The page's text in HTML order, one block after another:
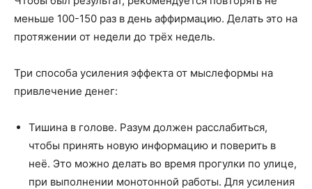
эмоцию. Для этого стоит включить в свою жизнь
больше смеха, красок, радости и благодарности;
проговаривается вслух. В этом случае происходят
вибрации в пространстве. Потому читать